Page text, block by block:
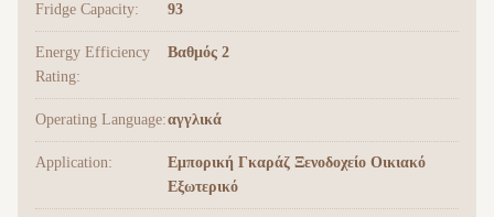
Fridge Capacity: 93
Energy Efficiency
Rating:
Βαθμός 2
Operating Language:αγγλικά
Application:
Εμπορική Γκαράζ Ξενοδοχείο Οικιακό
Εξωτερικό